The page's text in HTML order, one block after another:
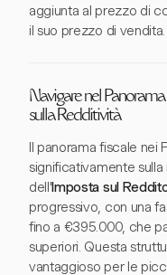
aggiunta al prezzo di
il suo prezzo di vendita.
Navigare nel
sulla Redditività
Il panorama fiscale nei
significativamente
dell'Imposta sul
progressivo, con una
fino a €395.000, che
superiori. Questa
vantaggioso per le